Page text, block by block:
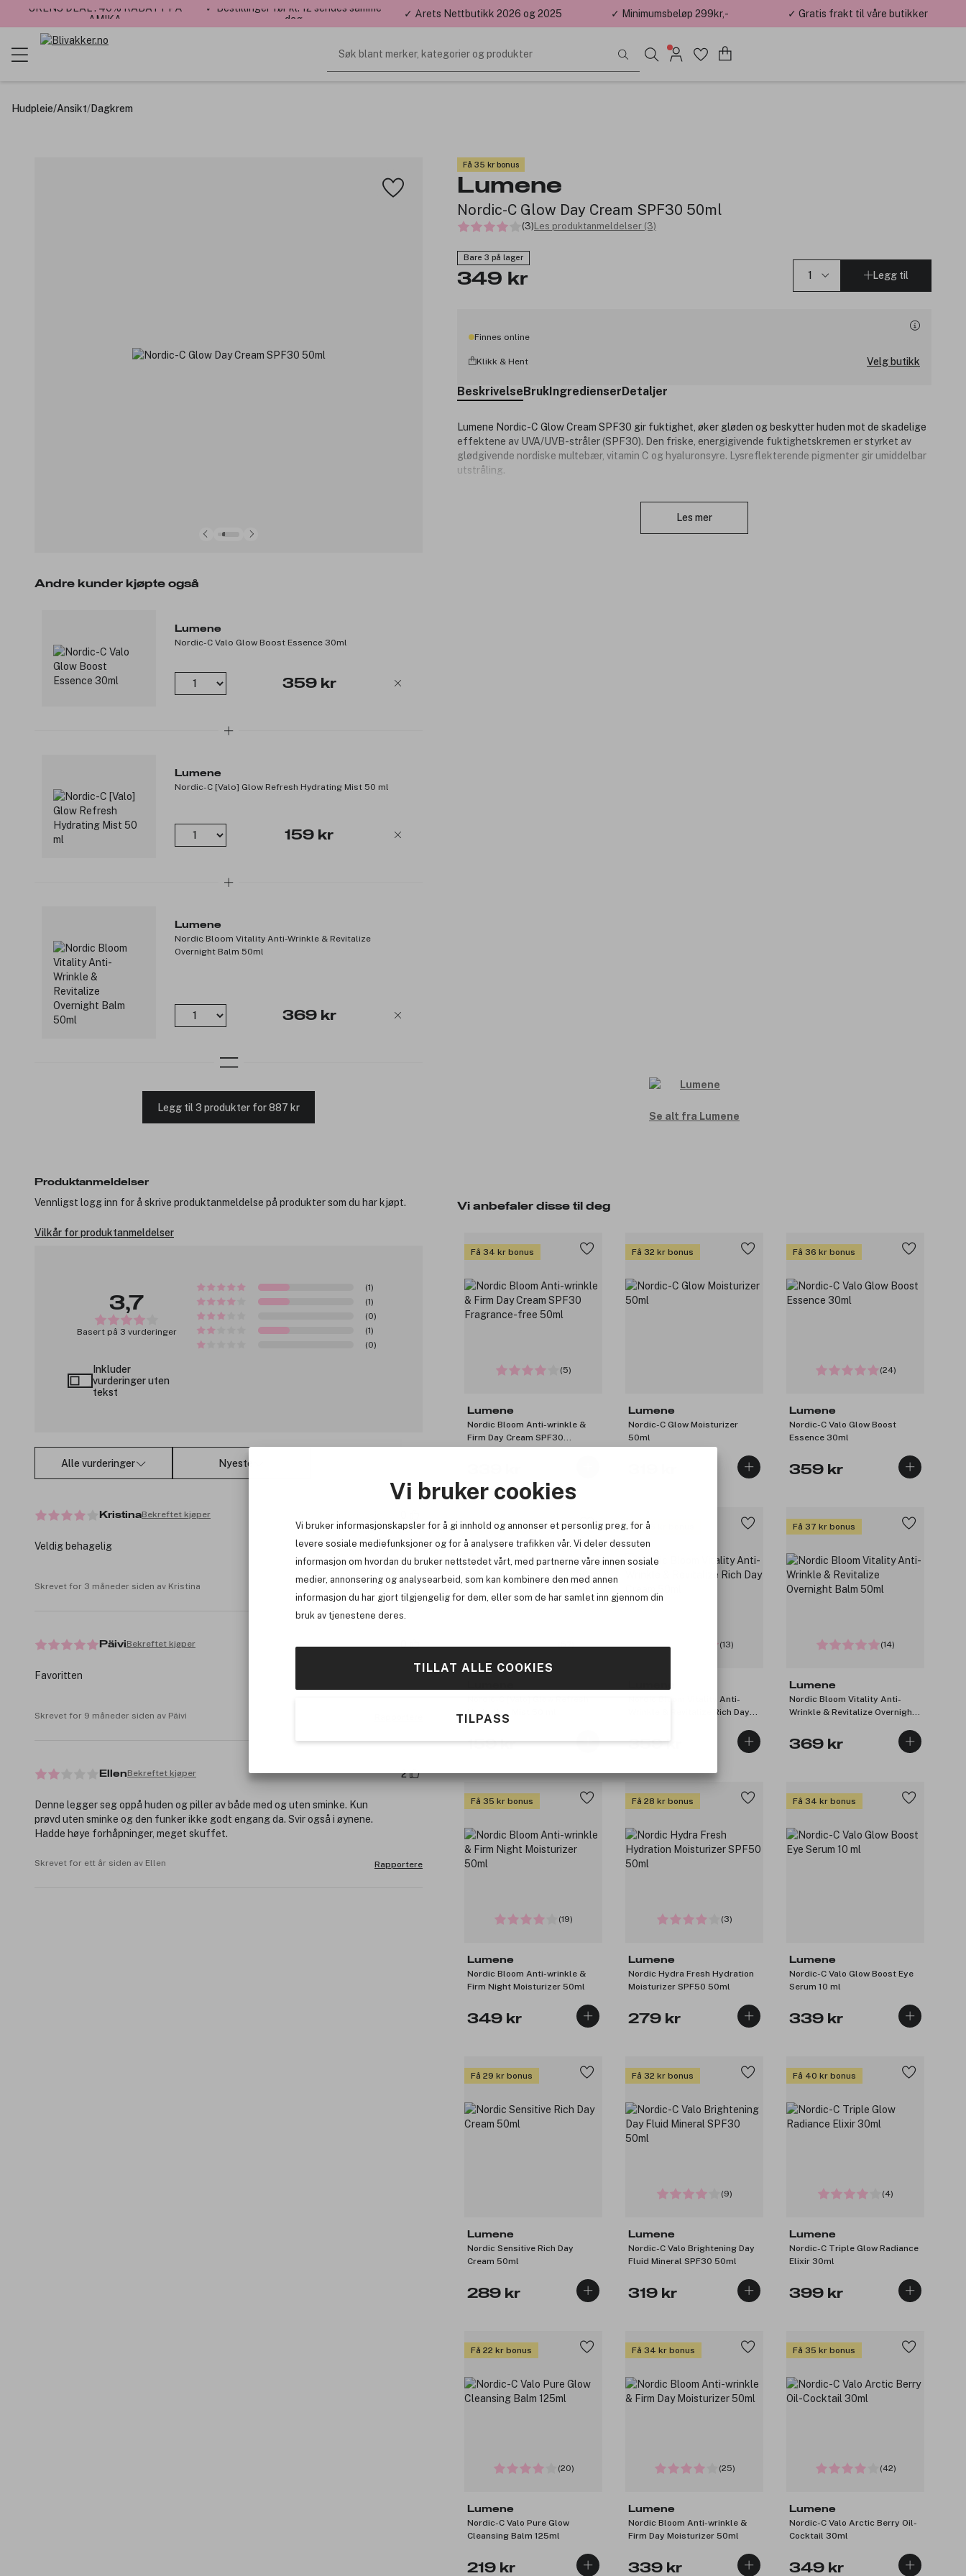
Vi bruker cookies
Vi bruker informasjonskapsler for å gi innhold og annonser et personlig preg, for å
levere sosiale mediefunksjoner og for å analysere trafikken vår. Vi deler dessuten
informasjon om hvordan du bruker nettstedet vårt, med partnerne våre innen sosiale
medier, annonsering og analysearbeid, som kan kombinere den med annen
informasjon du har gjort tilgjengelig for dem, eller som de har samlet inn gjennom din
bruk av tjenestene deres.
TILLAT ALLE COOKIES
TILPASS
UKENS DEAL : 40% RABATT PÅ
AMIKA
✓ Bestillinger før kl. 12 sendes samme
dag
✓ Årets Nettbutikk 2026 og 2025 ✓ Minimumsbeløp 299kr,- ✓ Gratis frakt til våre butikker
Søk blant merker, kategorier og produkter
Hudpleie/Ansikt/Dagkrem
Få 35 kr bonus
Lumene
Nordic-C Glow Day Cream SPF30 50ml
(3) Les produktanmeldelser (3)
Bare 3 på lager
349 kr Legg til
Finnes online
Klikk & Hent Velg butikk
BeskrivelseBrukIngredienserDetaljer
Lumene Nordic-C Glow Cream SPF30 gir fuktighet, øker gløden og beskytter huden mot de skadelige
effektene av UVA/UVB-stråler (SPF30). Den friske, energigivende fuktighetskremen er styrket av
glødgivende nordiske multebær, vitamin C og hyaluronsyre. Lysreflekterende pigmenter gir umiddelbar
utstråling.
For mindre miljøpåvirkning* kommer denne fuktighetskremen nå i en lett og kompakt biobasert**
plastkrukke. Samme mengde fuktighetskrem – 44 % mindre emballasjemateriale sammenlignet med
Les mer
Andre kunder kjøpte også
Lumene
Nordic-C Valo Glow Boost Essence 30ml
359 kr
Lumene
Nordic-C [Valo] Glow Refresh Hydrating Mist 50 ml
159 kr
Lumene
Nordic Bloom Vitality Anti-Wrinkle & Revitalize
Overnight Balm 50ml
369 kr
Legg til 3 produkter for 887 kr
Se alt fra Lumene
Vi anbefaler disse til deg
Få 34 kr bonus
(5)
Lumene
Nordic Bloom Anti-wrinkle &
Firm Day Cream SPF30
Få 32 kr bonus
Lumene
Nordic-C Glow Moisturizer
50ml
Få 36 kr bonus
(24)
Lumene
Nordic-C Valo Glow Boost
Essence 30ml
359 kr
Få 16 kr bonus
(57)
Hydrating Mist 50 ml
159 kr
Få 36 kr bonus
(13)
Nordic Bloom Vitality Anti-
Wrinkle & Revitalize Rich Day
359 kr
Få 37 kr bonus
(14)
Lumene
Nordic Bloom Vitality Anti-
Wrinkle & Revitalize Overnight
369 kr
Få 35 kr bonus
(19)
Lumene
Nordic Bloom Anti-wrinkle &
Firm Night Moisturizer 50ml
349 kr
Få 28 kr bonus
(3)
Lumene
Nordic Hydra Fresh Hydration
Moisturizer SPF50 50ml
279 kr
Få 34 kr bonus
Lumene
Nordic-C Valo Glow Boost Eye
Serum 10 ml
339 kr
Få 29 kr bonus
Lumene
Nordic Sensitive Rich Day
Cream 50ml
289 kr
Få 32 kr bonus
(9)
Lumene
Nordic-C Valo Brightening Day
Fluid Mineral SPF30 50ml
319 kr
Få 40 kr bonus
(4)
Lumene
Nordic-C Triple Glow Radiance
Elixir 30ml
399 kr
Få 22 kr bonus
(20)
Lumene
Nordic-C Valo Pure Glow
Cleansing Balm 125ml
219 kr
Få 34 kr bonus
(25)
Lumene
Nordic Bloom Anti-wrinkle &
Firm Day Moisturizer 50ml
339 kr
Få 35 kr bonus
(42)
Lumene
Nordic-C Valo Arctic Berry Oil-
Cocktail 30ml
349 kr
Produktanmeldelser
Vennligst logg inn for å skrive produktanmeldelse på produkter som du har kjøpt.
Vilkår for produktanmeldelser
3,7
Basert på 3 vurderinger
(1)
(1)
(0)
(1)
(0)
Inkluder
vurderinger uten
tekst
Alle vurderinger Nyeste
KristinaBekreftet kjøper
Veldig behagelig
Skrevet for 3 måneder siden av Kristina Rapportere
PäiviBekreftet kjøper 0
Favoritten
Skrevet for 9 måneder siden av Päivi
EllenBekreftet kjøper 2
Denne legger seg oppå huden og piller av både med og uten sminke. Kun
prøvd uten sminke og den funker ikke godt engang da. Svir også i øynene.
Hadde høye forhåpninger, meget skuffet.
Skrevet for ett år siden av Ellen Rapportere